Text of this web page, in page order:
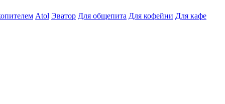
Atol Эватор Для общепита Для кофейни Для кафе